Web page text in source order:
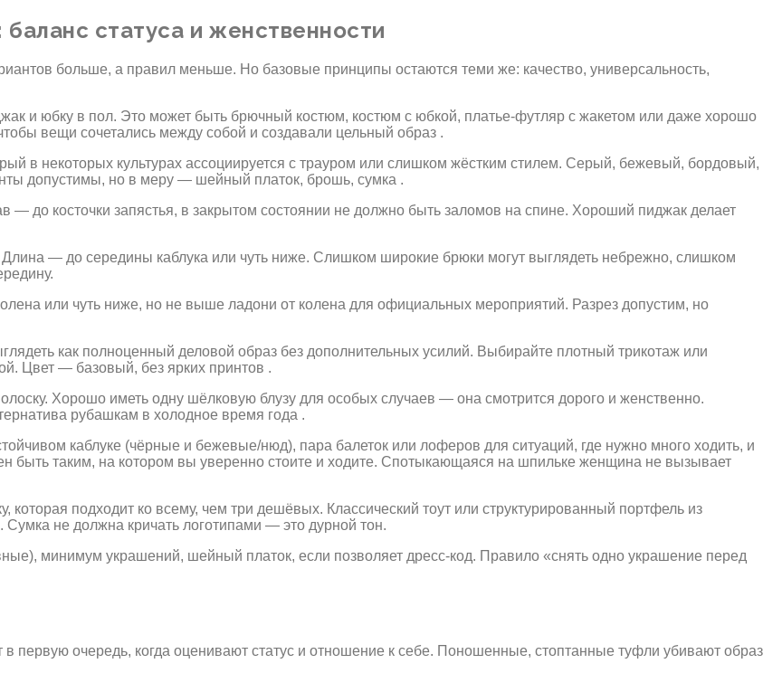
статуса и женственности
больше, а правил меньше. Но базовые принципы остаются теми же: качество, универсальность,
и юбку в пол. Это может быть брючный костюм, костюм с юбкой, платье-футляр с жакетом или даже хорошо
вещи сочетались между собой и создавали цельный образ .
в некоторых культурах ассоциируется с трауром или слишком жёстким стилем. Серый, бежевый, бордовый,
допустимы, но в меру — шейный платок, брошь, сумка .
— до косточки запястья, в закрытом состоянии не должно быть заломов на спине. Хороший пиджак делает
Длина — до середины каблука или чуть ниже. Слишком широкие брюки могут выглядеть небрежно, слишком
или чуть ниже, но не выше ладони от колена для официальных мероприятий. Разрез допустим, но
как полноценный деловой образ без дополнительных усилий. Выбирайте плотный трикотаж или
Цвет — базовый, без ярких принтов .
Хорошо иметь одну шёлковую блузу для особых случаев — она смотрится дорого и женственно.
рубашкам в холодное время года .
каблуке (чёрные и бежевые/нюд), пара балеток или лоферов для ситуаций, где нужно много ходить, и
быть таким, на котором вы уверенно стоите и ходите. Спотыкающаяся на шпильке женщина не вызывает
подходит ко всему, чем три дешёвых. Классический тоут или структурированный портфель из
Сумка не должна кричать логотипами — это дурной тон.
минимум украшений, шейный платок, если позволяет дресс-код. Правило «снять одно украшение перед
первую очередь, когда оценивают статус и отношение к себе. Поношенные, стоптанные туфли убивают образ